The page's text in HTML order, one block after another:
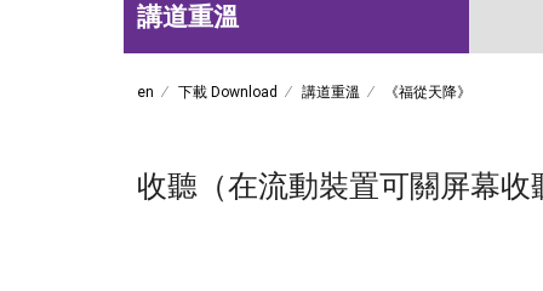
講道重溫
en 下載 Download 講道重溫 《福從天降》
收聽（在流動裝置可關屏幕收